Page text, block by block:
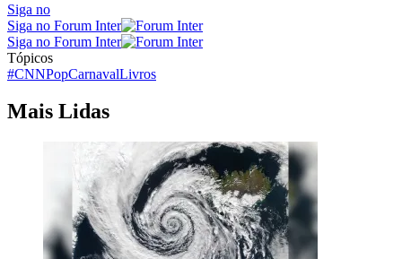
Siga no
Siga no Forum Inter
Siga no Forum Inter
Tópicos
#CNNPopCarnavalLivros
Mais Lidas